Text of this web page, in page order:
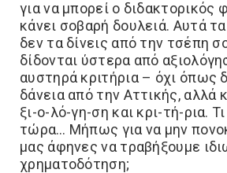
για να μπορεί ο διδακτορικός
κάνει σοβαρή δουλειά. Αυτά
δεν τα δίνεις από την τσέπη
δίδονται ύστερα από
αυστηρά κριτήρια – όχι όπως
δάνεια από την Αττικής, αλλά
ξι-ο-λό-γη-ση και κρι-τή-ρια.
τώρα… Μήπως για να μην
μας άφηνες να τραβήξουμε
χρηματοδότηση;